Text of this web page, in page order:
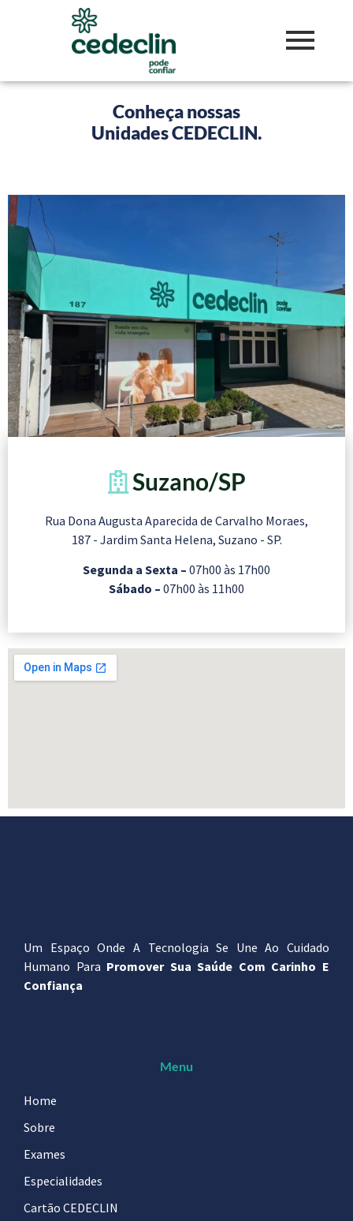
Conheça nossas
Unidades CEDECLIN.
Suzano/SP
Rua Dona Augusta Aparecida de Carvalho Moraes,
187 - Jardim Santa Helena, Suzano - SP.
Segunda a Sexta – 07h00 às 17h00
Sábado – 07h00 às 11h00
Um Espaço Onde A Tecnologia Se Une Ao Cuidado
Humano Para Promover Sua Saúde Com Carinho E
Confiança
Menu
Home
Sobre
Exames
Especialidades
Cartão CEDECLIN